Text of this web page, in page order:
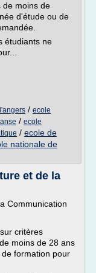
de moins de
d'étude ou de
étudiants ne
/ ecole
/ ecole
/ ecole de
nationale de
et de la
Communication
critères
moins de 28 ans
formation pour